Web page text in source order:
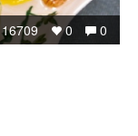
0
0
16709